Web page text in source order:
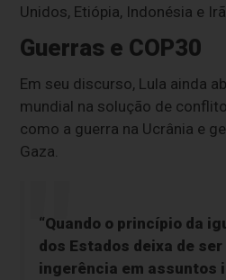
Unidos, Etiópia, Indonésia e
Guerras e COP30
Em seu discurso, Lula ainda
mundial na solução de
como a guerra na Ucrânia e
Gaza.
“Quando o princípio da
dos Estados deixa de
ingerência em assuntos